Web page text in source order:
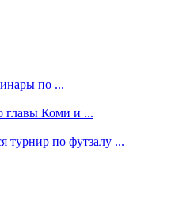
по ...
главы Коми и ...
турнир по футзалу ...